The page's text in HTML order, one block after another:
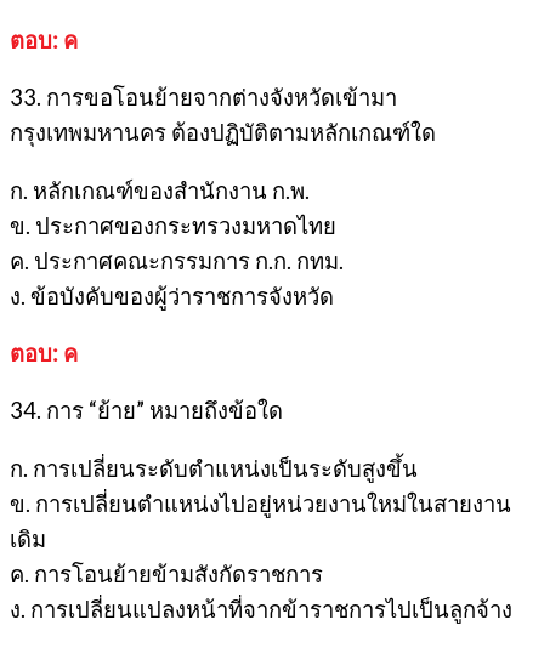
ตอบ: ค
33. การขอโอนย้ายจากต่างจังหวัดเข้ามา
กรุงเทพมหานคร ต้องปฏิบัติตามหลักเกณฑ์ใด
ก. หลักเกณฑ์ของสำนักงาน ก.พ.
ข. ประกาศของกระทรวงมหาดไทย
ค. ประกาศคณะกรรมการ ก.ก. กทม.
ง. ข้อบังคับของผู้ว่าราชการจังหวัด
ตอบ: ค
34. การ “ย้าย” หมายถึงข้อใด
ก. การเปลี่ยนระดับตำแหน่งเป็นระดับสูงขึ้น
ข. การเปลี่ยนตำแหน่งไปอยู่หน่วยงานใหม่ในสายงาน
เดิม
ค. การโอนย้ายข้ามสังกัดราชการ
ง. การเปลี่ยนแปลงหน้าที่จากข้าราชการไปเป็นลูกจ้าง